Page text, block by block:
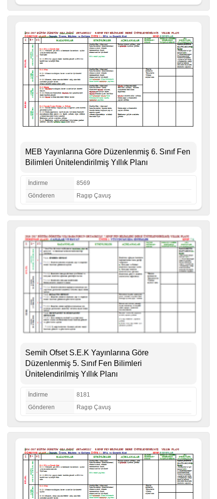
MEB Yayınlarına Göre Düzenlenmiş 6. Sınıf Fen
Bilimleri Ünitelendirilmiş Yıllık Planı
İndirme
8569
Gönderen
Ragıp Çavuş
Semih Ofset S.E.K Yayınlarına Göre
Düzenlenmiş 5. Sınıf Fen Bilimleri
Ünitelendirilmiş Yıllık Planı
İndirme
8181
Gönderen
Ragıp Çavuş